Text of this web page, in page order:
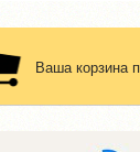
Ваша корзина